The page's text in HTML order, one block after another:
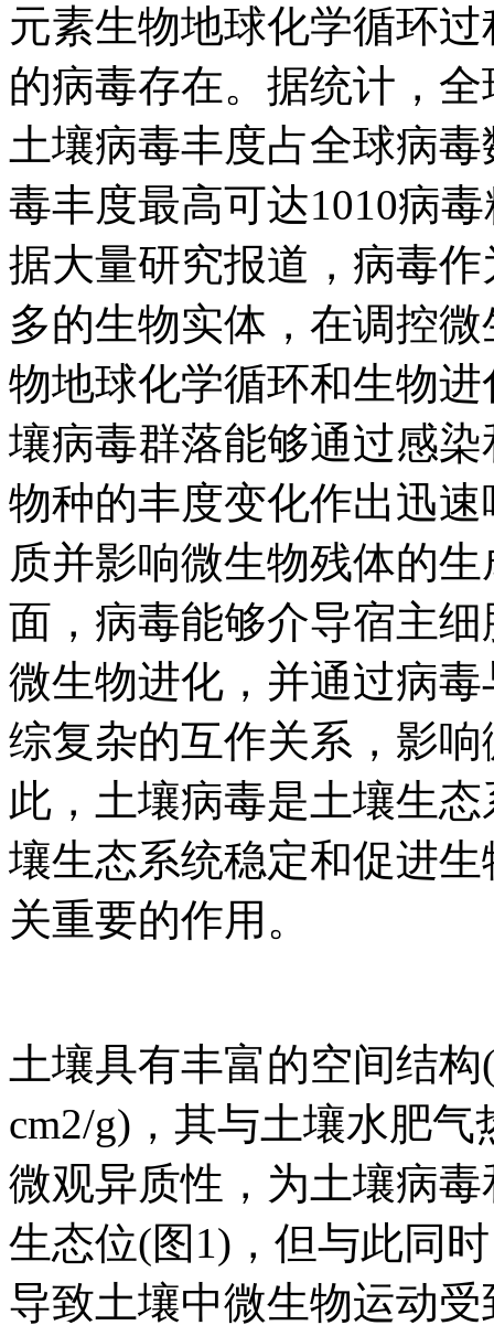
元素生物地球化学循环
的病毒存在。据统计，
土壤病毒丰度占全球病
毒丰度最高可达1010病
据大量研究报道，病毒
多的生物实体，在调控
物地球化学循环和生物
壤病毒群落能够通过感
物种的丰度变化作出迅
质并影响微生物残体的
面，病毒能够介导宿主
微生物进化，并通过病
综复杂的互作关系，影
此，土壤病毒是土壤生
壤生态系统稳定和促进
关重要的作用。
土壤具有丰富的空间结
cm2/g)，其与土壤水肥
微观异质性，为土壤病
生态位(图1)，但与此同
导致土壤中微生物运动